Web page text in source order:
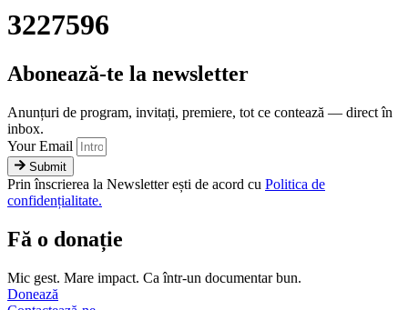
3227596
Abonează-te la newsletter
Anunțuri de program, invitați, premiere, tot ce contează — direct în
inbox.
Your Email
Submit
Prin înscrierea la Newsletter ești de acord cu Politica de
confidențialitate.
Fă o donație
Mic gest. Mare impact. Ca într-un documentar bun.
Donează